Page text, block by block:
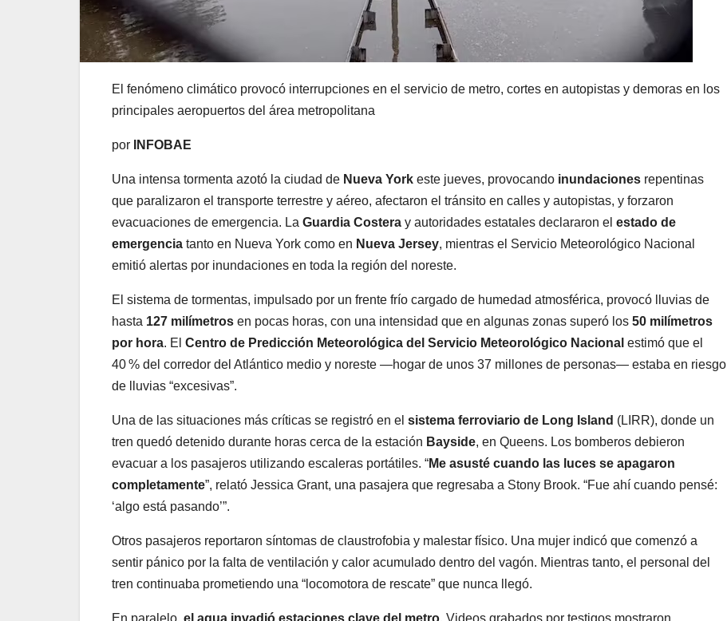
El fenómeno climático provocó interrupciones en el servicio de metro, cortes en autopistas y demoras en los
principales aeropuertos del área metropolitana
por INFOBAE
Una intensa tormenta azotó la ciudad de Nueva York este jueves, provocando inundaciones repentinas
que paralizaron el transporte terrestre y aéreo, afectaron el tránsito en calles y autopistas, y forzaron
evacuaciones de emergencia. La Guardia Costera y autoridades estatales declararon el estado de
emergencia tanto en Nueva York como en Nueva Jersey, mientras el Servicio Meteorológico Nacional
emitió alertas por inundaciones en toda la región del noreste.
El sistema de tormentas, impulsado por un frente frío cargado de humedad atmosférica, provocó lluvias de
hasta 127 milímetros en pocas horas, con una intensidad que en algunas zonas superó los 50 milímetros
por hora. El Centro de Predicción Meteorológica del Servicio Meteorológico Nacional estimó que el
40 % del corredor del Atlántico medio y noreste —hogar de unos 37 millones de personas— estaba en riesgo
de lluvias “excesivas”.
Una de las situaciones más críticas se registró en el sistema ferroviario de Long Island (LIRR), donde un
tren quedó detenido durante horas cerca de la estación Bayside, en Queens. Los bomberos debieron
evacuar a los pasajeros utilizando escaleras portátiles. “Me asusté cuando las luces se apagaron
completamente”, relató Jessica Grant, una pasajera que regresaba a Stony Brook. “Fue ahí cuando pensé:
‘algo está pasando’”.
Otros pasajeros reportaron síntomas de claustrofobia y malestar físico. Una mujer indicó que comenzó a
sentir pánico por la falta de ventilación y calor acumulado dentro del vagón. Mientras tanto, el personal del
tren continuaba prometiendo una “locomotora de rescate” que nunca llegó.